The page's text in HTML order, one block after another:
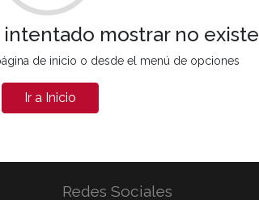
intentado mostrar no existe
de inicio o desde el menú de opciones
Ir a Inicio
Redes Sociales